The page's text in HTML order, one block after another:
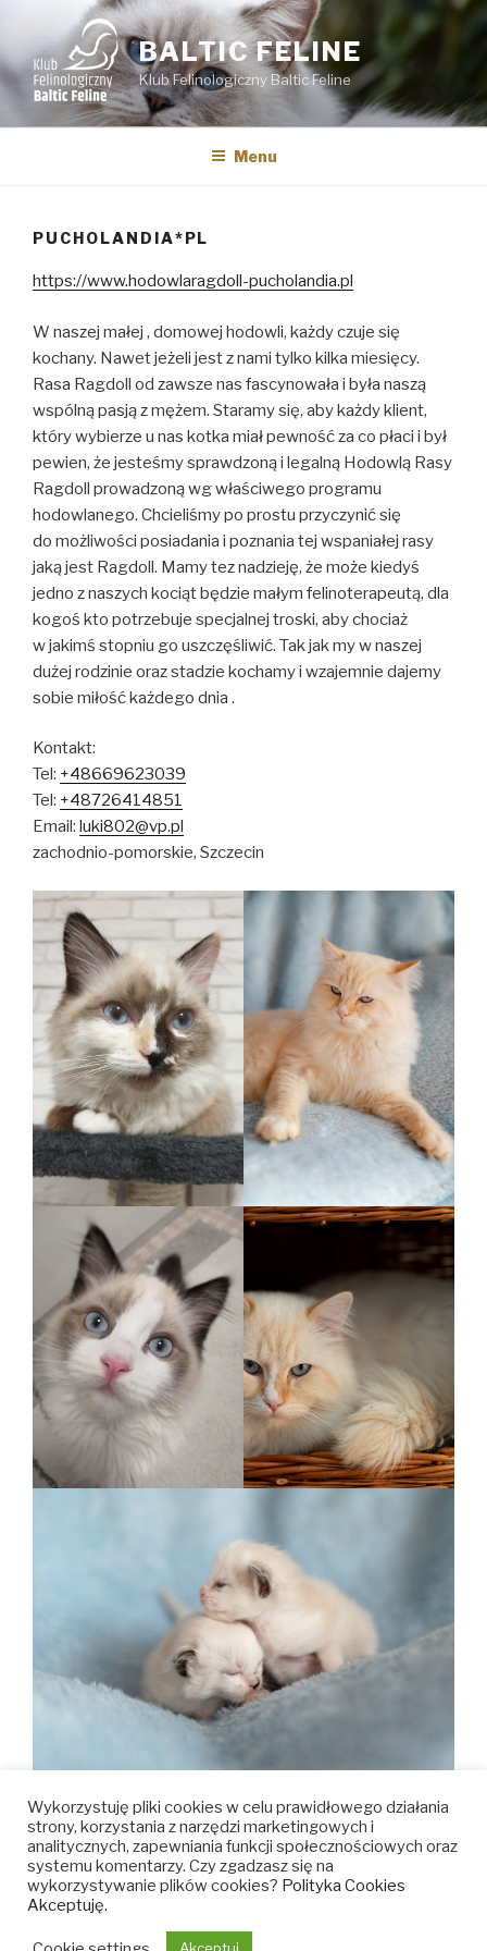
treści
BALTIC FELINE
Klub Felinologiczny Baltic Feline
Menu
PUCHOLANDIA*PL
https://www.hodowlaragdoll-pucholandia.pl
W naszej małej , domowej hodowli, każdy czuje się
kochany. Nawet jeżeli jest z nami tylko kilka miesięcy.
Rasa Ragdoll od zawsze nas fascynowała i była naszą
wspólną pasją z mężem. Staramy się, aby każdy klient,
który wybierze u nas kotka miał pewność za co płaci i był
pewien, że jesteśmy sprawdzoną i legalną Hodowlą Rasy
Ragdoll prowadzoną wg właściwego programu
hodowlanego. Chcieliśmy po prostu przyczynić się
do możliwości posiadania i poznania tej wspaniałej rasy
jaką jest Ragdoll. Mamy tez nadzieję, że może kiedyś
jedno z naszych kociąt będzie małym felinoterapeutą, dla
kogoś kto potrzebuje specjalnej troski, aby chociaż
w jakimś stopniu go uszczęśliwić. Tak jak my w naszej
dużej rodzinie oraz stadzie kochamy i wzajemnie dajemy
sobie miłość każdego dnia .
Kontakt:
Tel: +48669623039
Tel: +48726414851
Email: luki802@vp.pl
zachodnio-pomorskie, Szczecin
baltic
feline
baltic
feline
baltic
feline
baltic
feline
Wykorzystuję pliki cookies w celu prawidłowego działania
strony, korzystania z narzędzi marketingowych i
analitycznych, zapewniania funkcji społecznościowych oraz
systemu komentarzy. Czy zgadzasz się na
wykorzystywanie plików cookies? Polityka Cookies
Akceptuję.